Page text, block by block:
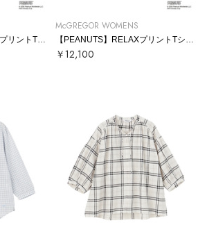
【PEANUTS】LEISUREプリントTシャツ
McGREGOR WOMENS
【PEANUTS】RELAXプリントTシャツ
￥12,100